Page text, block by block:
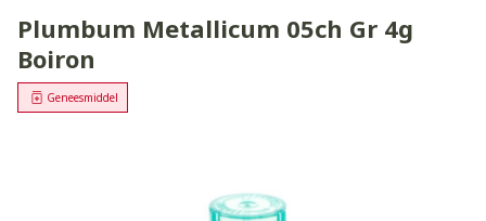
Plumbum Metallicum 05ch Gr 4g
Boiron
Geneesmiddel